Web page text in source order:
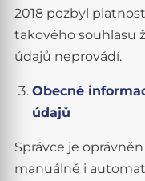
2018 pozbyl
takového souhlasu
údajů neprovádí.
Obecné
údajů
Správce je
manuálně i